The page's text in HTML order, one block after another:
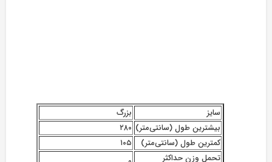
سایز
بزرگ
بیشترین طول (سانتی‌متر) ۲۸۰
کمترین طول (سانتی‌متر)
۱۰۵
تحمل وزن حداکثر